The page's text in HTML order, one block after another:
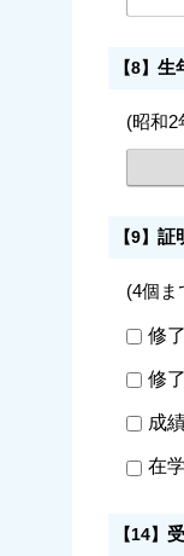
【8】 生
(昭和2
【9】 証
(4個ま
修
修
成
在
【14】